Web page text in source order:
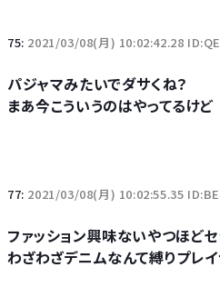
75: 2021/03/08(月) 10:02:42.28
パジャマみたいでダサくね？
まあ今こういうのはやってるけど
77: 2021/03/08(月) 10:02:55.35
ファッション興味ないやつほど
わざわざデニムなんて縛りプレ